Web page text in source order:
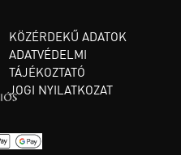
KÖZÉRDEKŰ ADATOK
ADATVÉDELMI
TÁJÉKOZTATÓ
JOGI NYILATKOZAT